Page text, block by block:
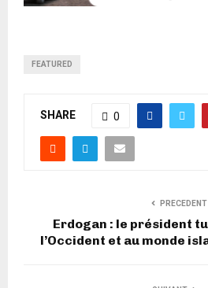
FEATURED
SHARE 0
PRECEDENT
Erdogan : le président
l’Occident et au monde